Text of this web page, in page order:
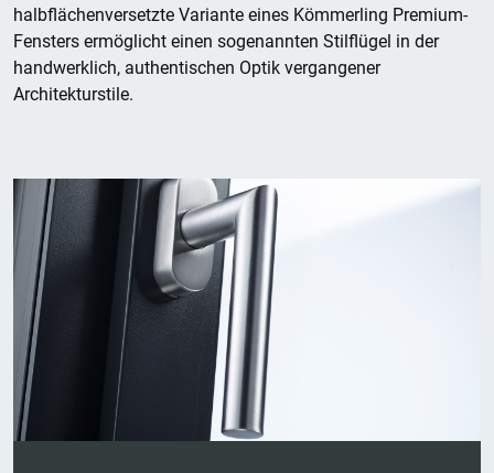
halbflächenversetzte Variante eines Kömmerling Premium-
Fensters ermöglicht einen sogenannten Stilflügel in der
handwerklich, authentischen Optik vergangener
Architekturstile.